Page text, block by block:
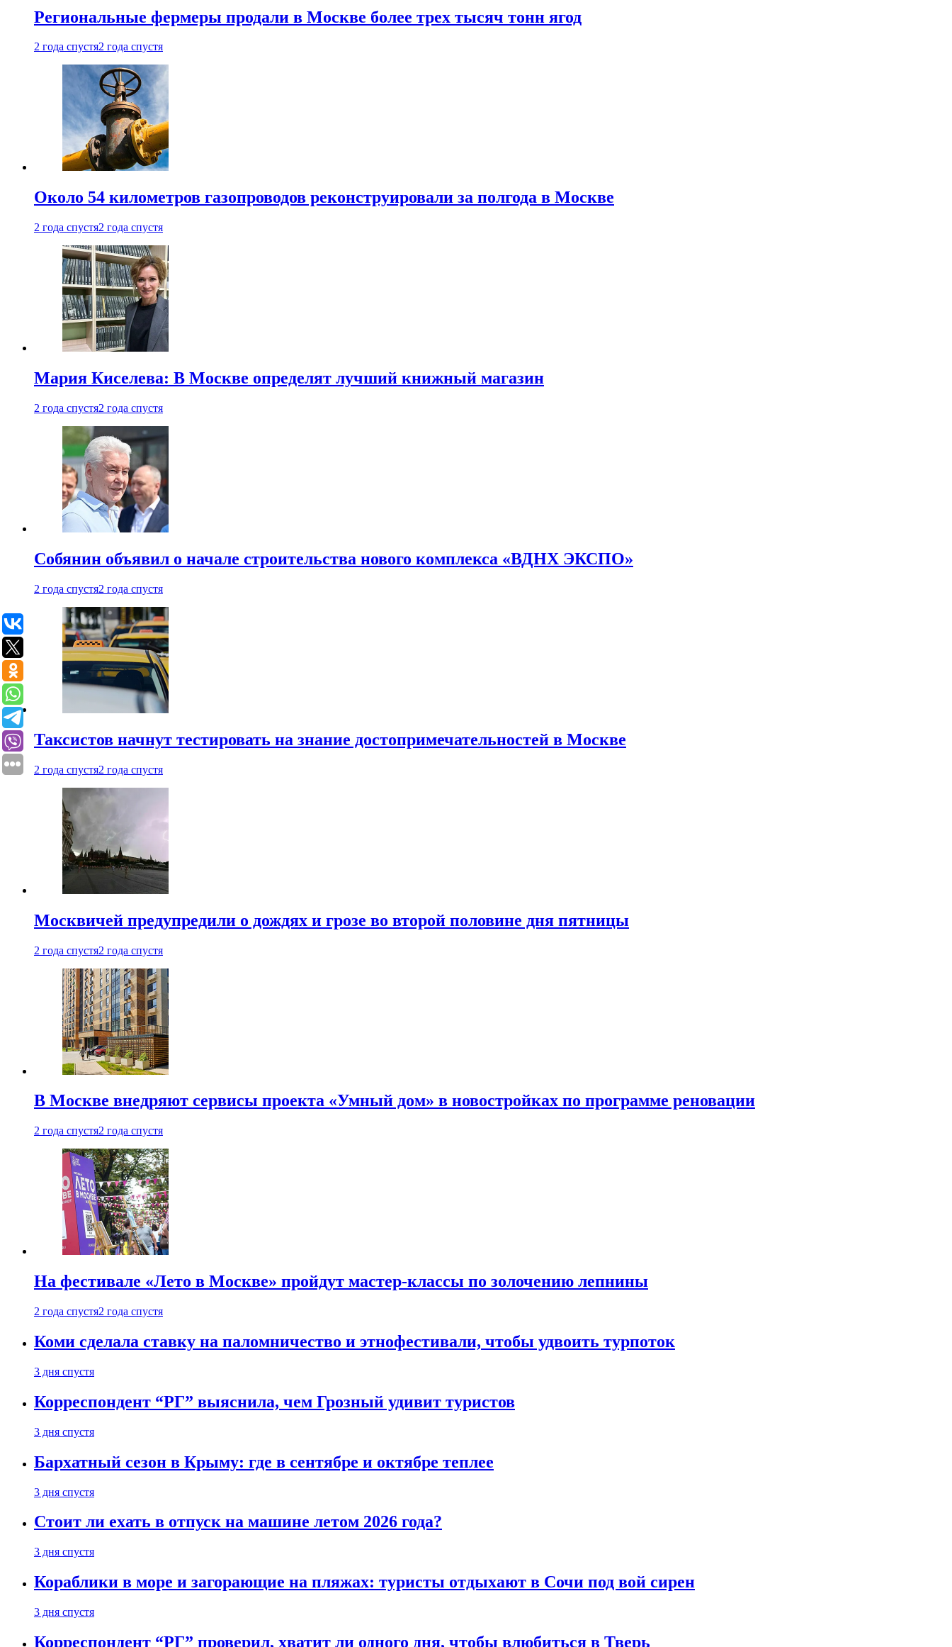
Региональные фермеры продали в Москве более трех тысяч тонн ягод
2 года спустя2 года спустя
Около 54 километров газопроводов реконструировали за полгода в Москве
2 года спустя2 года спустя
Мария Киселева: В Москве определят лучший книжный магазин
2 года спустя2 года спустя
Собянин объявил о начале строительства нового комплекса «ВДНХ ЭКСПО»
2 года спустя2 года спустя
Таксистов начнут тестировать на знание достопримечательностей в Москве
2 года спустя2 года спустя
Москвичей предупредили о дождях и грозе во второй половине дня пятницы
2 года спустя2 года спустя
В Москве внедряют сервисы проекта «Умный дом» в новостройках по программе реновации
2 года спустя2 года спустя
На фестивале «Лето в Москве» пройдут мастер-классы по золочению лепнины
2 года спустя2 года спустя
Коми сделала ставку на паломничество и этнофестивали, чтобы удвоить турпоток
3 дня спустя
Корреспондент “РГ” выяснила, чем Грозный удивит туристов
3 дня спустя
Бархатный сезон в Крыму: где в сентябре и октябре теплее
3 дня спустя
Стоит ли ехать в отпуск на машине летом 2026 года?
3 дня спустя
Кораблики в море и загорающие на пляжах: туристы отдыхают в Сочи под вой сирен
3 дня спустя
Корреспондент “РГ” проверил, хватит ли одного дня, чтобы влюбиться в Тверь